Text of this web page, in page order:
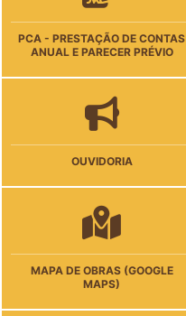
PCA - PRESTAÇÃO DE CONTAS
ANUAL E PARECER PRÉVIO
OUVIDORIA
MAPA DE OBRAS (GOOGLE
MAPS)